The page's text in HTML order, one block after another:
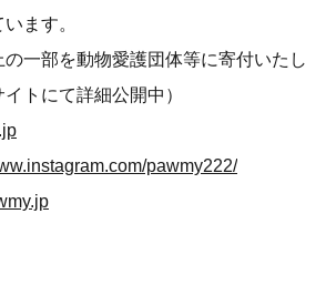
ます。
の一部を動物愛護団体等に寄付いたし
トにて詳細公開中）
pawmy222/